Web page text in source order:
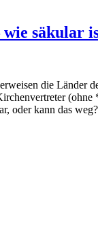
säkular
die
oder kann das